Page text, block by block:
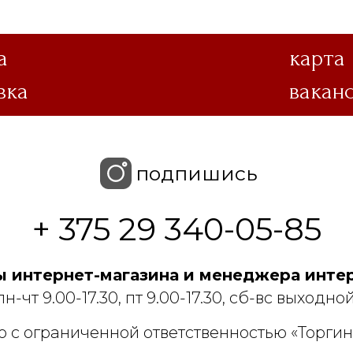
подпишись
+ 375 29 340-05-85
магазина и менеджера
чт 9.00-17.30, пт 9.00-17.30, сб-вс
ограниченной ответственностью